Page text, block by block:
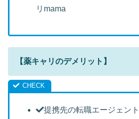
リmama
【薬キャリのデメリット】
提携先の転職エージェン